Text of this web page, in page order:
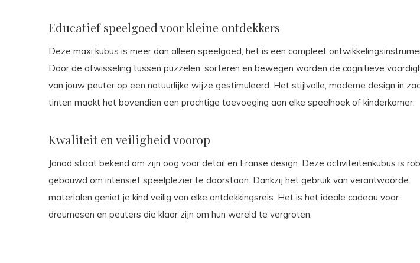
Educatief speelgoed voor kleine ontdekkers
Deze maxi kubus is meer dan alleen speelgoed; het is een compleet
Door de afwisseling tussen puzzelen, sorteren en bewegen worden de cognitieve
van jouw peuter op een natuurlijke wijze gestimuleerd. Het stijlvolle, moderne design in
tinten maakt het bovendien een prachtige toevoeging aan elke speelhoek of kinderkamer.
Kwaliteit en veiligheid voorop
Janod staat bekend om zijn oog voor detail en Franse design. Deze activiteitenkubus is
gebouwd om intensief speelplezier te doorstaan. Dankzij het gebruik van verantwoorde
materialen geniet je kind veilig van elke ontdekkingsreis. Het is het ideale cadeau voor
dreumesen en peuters die klaar zijn om hun wereld te vergroten.